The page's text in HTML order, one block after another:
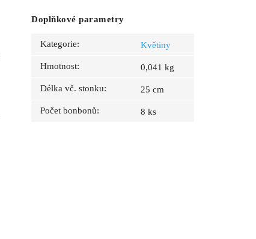
Doplňkové parametry
Kategorie: Květiny
Hmotnost: 0,041 kg
Délka vč. stonku: 25 cm
Počet bonbonů: 8 ks